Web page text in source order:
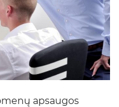
apsaugos